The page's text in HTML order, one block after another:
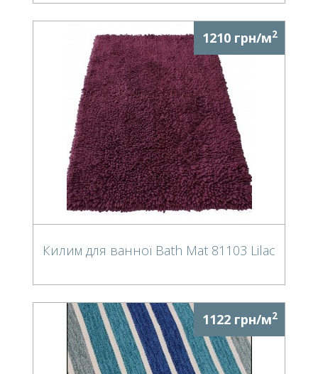
1210 грн/м2
Килим для ванної Bath Mat 81103 Lilac
1122 грн/м2